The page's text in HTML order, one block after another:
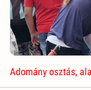
Adomány osztás,